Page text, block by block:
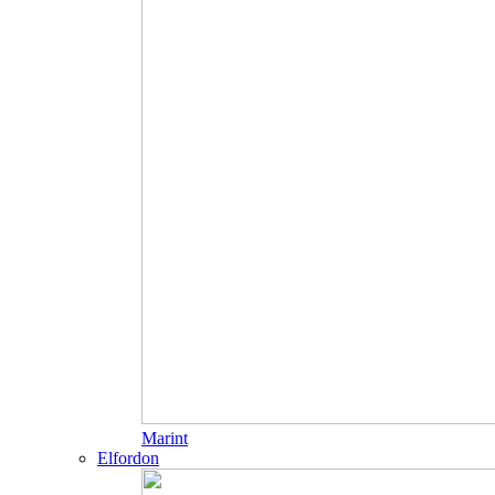
Marint
Elfordon